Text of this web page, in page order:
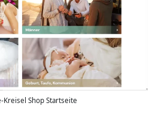
Kreisel Shop Startseite